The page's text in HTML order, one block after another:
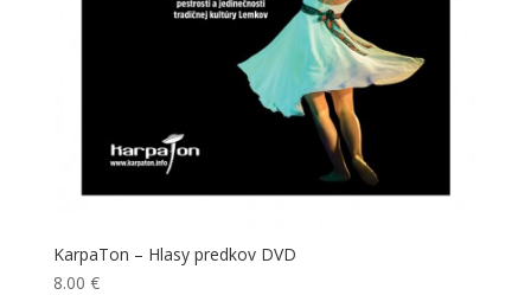
KarpaTon – Hlasy predkov DVD
8.00 €